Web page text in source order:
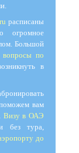
расписаны
огромное
Большой
вопросы по
в
вам
Визу в ОАЭ
без тура,
до